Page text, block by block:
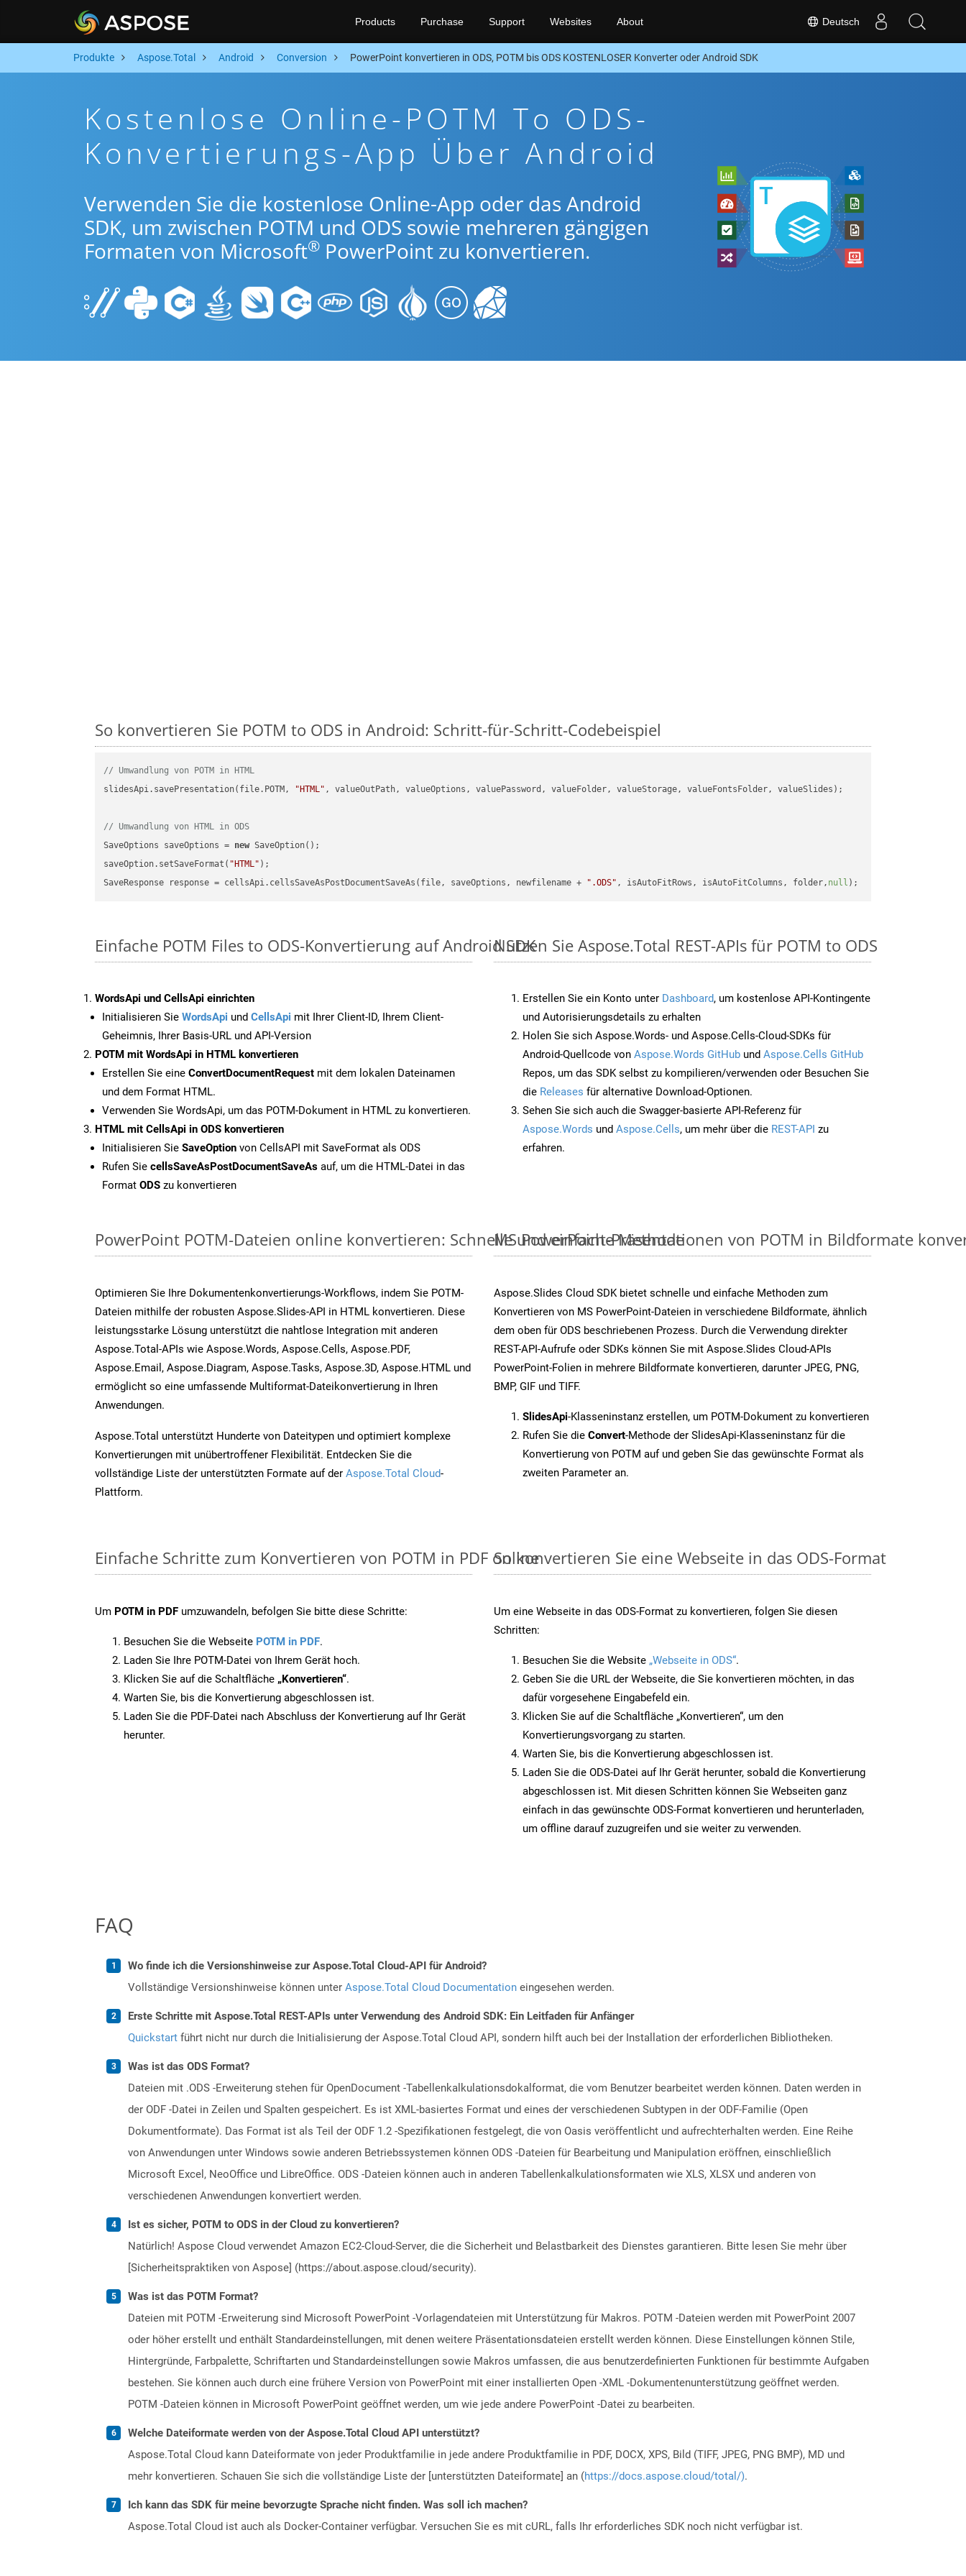
Deutsch
Products Purchase Support Websites About
Produkte Aspose.Total Android Conversion PowerPoint konvertieren in ODS, POTM bis ODS KOSTENLOSER Konverter oder Android SDK
Kostenlose Online-POTM To ODS-
Konvertierungs-App Über Android
Verwenden Sie die kostenlose Online-App oder das Android
SDK, um zwischen POTM und ODS sowie mehreren gängigen
Formaten von Microsoft® PowerPoint zu konvertieren.
So konvertieren Sie POTM to ODS in Android: Schritt-für-Schritt-Codebeispiel
// Umwandlung von POTM in HTML
slidesApi.savePresentation(file.POTM,
"HTML" , valueOutPath, valueOptions, valuePassword, valueFolder, valueStorage, valueFontsFolder, valueSlides);
// Umwandlung von HTML in ODS
SaveOptions saveOptions = new SaveOption();
saveOption.setSaveFormat( "HTML" );
SaveResponse response = cellsApi.cellsSaveAsPostDocumentSaveAs(file, saveOptions, newfilename +
".ODS" , isAutoFitRows, isAutoFitColumns, folder, null
Einfache POTM Files to ODS-Konvertierung auf Android SDK
WordsApi und CellsApi einrichten
Initialisieren Sie WordsApi und CellsApi mit Ihrer Client-ID, Ihrem Client-
Geheimnis, Ihrer Basis-URL und API-Version
POTM mit WordsApi in HTML konvertieren
Erstellen Sie eine ConvertDocumentRequest mit dem lokalen Dateinamen
und dem Format HTML.
Verwenden Sie WordsApi, um das POTM-Dokument in HTML zu konvertieren.
HTML mit CellsApi in ODS konvertieren
Initialisieren Sie SaveOption von CellsAPI mit SaveFormat als ODS
Rufen Sie cellsSaveAsPostDocumentSaveAs auf, um die HTML-Datei in das
Format ODS zu konvertieren
Nutzen Sie Aspose.Total REST-APIs für POTM to ODS
Erstellen Sie ein Konto unter Dashboard, um kostenlose API-Kontingente
und Autorisierungsdetails zu erhalten
Holen Sie sich Aspose.Words- und Aspose.Cells-Cloud-SDKs für
Android-Quellcode von Aspose.Words GitHub und Aspose.Cells GitHub
Repos, um das SDK selbst zu kompilieren/verwenden oder Besuchen Sie
die Releases für alternative Download-Optionen.
Sehen Sie sich auch die Swagger-basierte API-Referenz für
Aspose.Words und Aspose.Cells, um mehr über die REST-API zu
erfahren.
PowerPoint POTM-Dateien online konvertieren: Schnelle und einfache Methode
Optimieren Sie Ihre Dokumentenkonvertierungs-Workflows, indem Sie POTM-
Dateien mithilfe der robusten Aspose.Slides-API in HTML konvertieren. Diese
leistungsstarke Lösung unterstützt die nahtlose Integration mit anderen
Aspose.Total-APIs wie Aspose.Words, Aspose.Cells, Aspose.PDF,
Aspose.Email, Aspose.Diagram, Aspose.Tasks, Aspose.3D, Aspose.HTML und
ermöglicht so eine umfassende Multiformat-Dateikonvertierung in Ihren
Anwendungen.
Aspose.Total unterstützt Hunderte von Dateitypen und optimiert komplexe
Konvertierungen mit unübertroffener Flexibilität. Entdecken Sie die
vollständige Liste der unterstützten Formate auf der Aspose.Total Cloud-
Plattform.
MS PowerPoint-Präsentationen von POTM in Bildformate
Aspose.Slides Cloud SDK bietet schnelle und einfache Methoden zum
Konvertieren von MS PowerPoint-Dateien in verschiedene Bildformate, ähnlich
dem oben für ODS beschriebenen Prozess. Durch die Verwendung direkter
REST-API-Aufrufe oder SDKs können Sie mit Aspose.Slides Cloud-APIs
PowerPoint-Folien in mehrere Bildformate konvertieren, darunter JPEG, PNG,
BMP, GIF und TIFF.
SlidesApi-Klasseninstanz erstellen, um POTM-Dokument zu konvertieren
Rufen Sie die Convert-Methode der SlidesApi-Klasseninstanz für die
Konvertierung von POTM auf und geben Sie das gewünschte Format als
zweiten Parameter an.
Einfache Schritte zum Konvertieren von POTM in PDF online
Um POTM in PDF umzuwandeln, befolgen Sie bitte diese Schritte:
Besuchen Sie die Webseite POTM in PDF.
Laden Sie Ihre POTM-Datei von Ihrem Gerät hoch.
Klicken Sie auf die Schaltfläche „Konvertieren“.
Warten Sie, bis die Konvertierung abgeschlossen ist.
Laden Sie die PDF-Datei nach Abschluss der Konvertierung auf Ihr Gerät
herunter.
So konvertieren Sie eine Webseite in das ODS-Format
Um eine Webseite in das ODS-Format zu konvertieren, folgen Sie diesen
Schritten:
Besuchen Sie die Website „Webseite in ODS“.
Geben Sie die URL der Webseite, die Sie konvertieren möchten, in das
dafür vorgesehene Eingabefeld ein.
Klicken Sie auf die Schaltfläche „Konvertieren“, um den
Konvertierungsvorgang zu starten.
Warten Sie, bis die Konvertierung abgeschlossen ist.
Laden Sie die ODS-Datei auf Ihr Gerät herunter, sobald die Konvertierung
abgeschlossen ist. Mit diesen Schritten können Sie Webseiten ganz
einfach in das gewünschte ODS-Format konvertieren und herunterladen,
um offline darauf zuzugreifen und sie weiter zu verwenden.
FAQ
Wo finde ich die Versionshinweise zur Aspose.Total Cloud-API für Android?
Vollständige Versionshinweise können unter Aspose.Total Cloud Documentation eingesehen werden.
Erste Schritte mit Aspose.Total REST-APIs unter Verwendung des Android SDK: Ein Leitfaden für Anfänger
Quickstart führt nicht nur durch die Initialisierung der Aspose.Total Cloud API, sondern hilft auch bei der Installation der erforderlichen Bibliotheken.
Was ist das ODS Format?
Dateien mit .ODS -Erweiterung stehen für OpenDocument -Tabellenkalkulationsdokalformat, die vom Benutzer bearbeitet werden können. Daten werden in
der ODF -Datei in Zeilen und Spalten gespeichert. Es ist XML-basiertes Format und eines der verschiedenen Subtypen in der ODF-Familie (Open
Dokumentformate). Das Format ist als Teil der ODF 1.2 -Spezifikationen festgelegt, die von Oasis veröffentlicht und aufrechterhalten werden. Eine Reihe
von Anwendungen unter Windows sowie anderen Betriebssystemen können ODS -Dateien für Bearbeitung und Manipulation eröffnen, einschließlich
Microsoft Excel, NeoOffice und LibreOffice. ODS -Dateien können auch in anderen Tabellenkalkulationsformaten wie XLS, XLSX und anderen von
verschiedenen Anwendungen konvertiert werden.
Ist es sicher, POTM to ODS in der Cloud zu konvertieren?
Natürlich! Aspose Cloud verwendet Amazon EC2-Cloud-Server, die die Sicherheit und Belastbarkeit des Dienstes garantieren. Bitte lesen Sie mehr über
[Sicherheitspraktiken von Aspose] (https://about.aspose.cloud/security).
Was ist das POTM Format?
Dateien mit POTM -Erweiterung sind Microsoft PowerPoint -Vorlagendateien mit Unterstützung für Makros. POTM -Dateien werden mit PowerPoint 2007
oder höher erstellt und enthält Standardeinstellungen, mit denen weitere Präsentationsdateien erstellt werden können. Diese Einstellungen können Stile,
Hintergründe, Farbpalette, Schriftarten und Standardeinstellungen sowie Makros umfassen, die aus benutzerdefinierten Funktionen für bestimmte Aufgaben
bestehen. Sie können auch durch eine frühere Version von PowerPoint mit einer installierten Open -XML -Dokumentenunterstützung geöffnet werden.
POTM -Dateien können in Microsoft PowerPoint geöffnet werden, um wie jede andere PowerPoint -Datei zu bearbeiten.
Welche Dateiformate werden von der Aspose.Total Cloud API unterstützt?
Aspose.Total Cloud kann Dateiformate von jeder Produktfamilie in jede andere Produktfamilie in PDF, DOCX, XPS, Bild (TIFF, JPEG, PNG BMP), MD und
mehr konvertieren. Schauen Sie sich die vollständige Liste der [unterstützten Dateiformate] an (https://docs.aspose.cloud/total/).
Ich kann das SDK für meine bevorzugte Sprache nicht finden. Was soll ich machen?
Aspose.Total Cloud ist auch als Docker-Container verfügbar. Versuchen Sie es mit cURL, falls Ihr erforderliches SDK noch nicht verfügbar ist.